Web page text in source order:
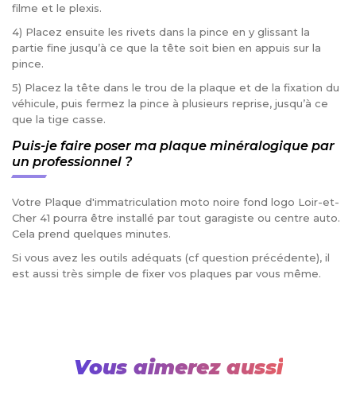
filme et le plexis.
4) Placez ensuite les rivets dans la pince en y glissant la
partie fine jusqu’à ce que la tête soit bien en appuis sur la
pince.
5) Placez la tête dans le trou de la plaque et de la fixation du
véhicule, puis fermez la pince à plusieurs reprise, jusqu’à ce
que la tige casse.
Puis-je faire poser ma plaque minéralogique par
un professionnel ?
Votre Plaque d'immatriculation moto noire fond logo Loir-et-
Cher 41 pourra être installé par tout garagiste ou centre auto.
Cela prend quelques minutes.
Si vous avez les outils adéquats (cf question précédente), il
est aussi très simple de fixer vos plaques par vous même.
Vous aimerez aussi